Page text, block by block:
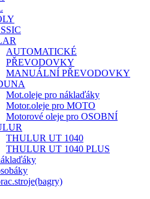
AUTOMATICKÉ
PŘEVODOVKY
MANUÁLNÍ PŘEVODOVKY
Mot.oleje pro náklaďáky
Motor.oleje pro MOTO
Motorové oleje pro OSOBNÍ
THULUR UT 1040
THULUR UT 1040 PLUS